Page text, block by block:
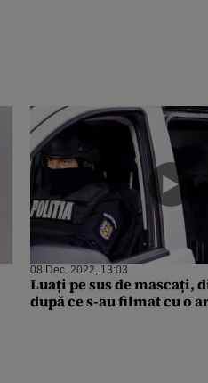
08 Dec. 2022, 13:03
Luați pe sus de mascați,
după ce s-au filmat cu o